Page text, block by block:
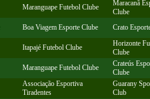
Maranguape Futebol Clube
Maracanã
Clube
Boa Viagem Esporte Clube Crato
Itapajé Futebol Clube
Horizonte
Clube
Maranguape Futebol Clube
Crateús
Clube
Associação Esportiva
Tiradentes
Guarany
Club